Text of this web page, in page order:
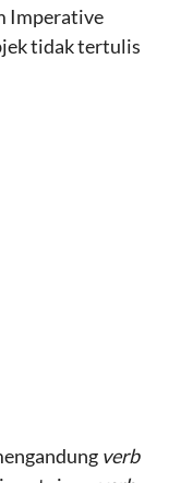
Imperative
tidak tertulis
verb